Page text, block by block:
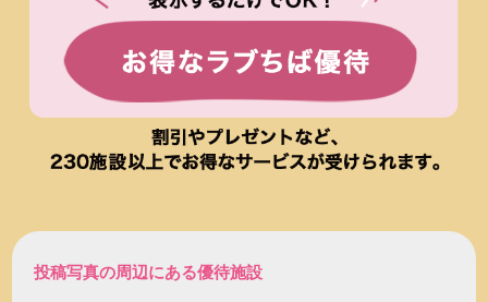
投稿写真の周辺にある優待施設